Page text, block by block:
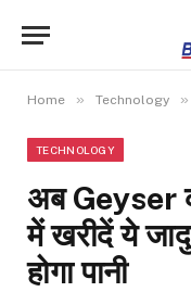
Home » Technology »
TECHNOLOGY
अब Geyser
में खरीदें ये
होगा पानी